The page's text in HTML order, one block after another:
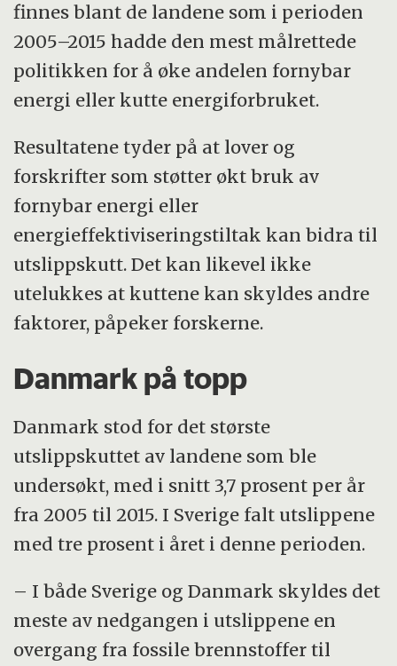
finnes blant de landene som i perioden
2005–2015 hadde den mest målrettede
politikken for å øke andelen fornybar
energi eller kutte energiforbruket.
Resultatene tyder på at lover og
forskrifter som støtter økt bruk av
fornybar energi eller
energieffektiviseringstiltak kan bidra til
utslippskutt. Det kan likevel ikke
utelukkes at kuttene kan skyldes andre
faktorer, påpeker forskerne.
Danmark på topp
Danmark stod for det største
utslippskuttet av landene som ble
undersøkt, med i snitt 3,7 prosent per år
fra 2005 til 2015. I Sverige falt utslippene
med tre prosent i året i denne perioden.
– I både Sverige og Danmark skyldes det
meste av nedgangen i utslippene en
overgang fra fossile brennstoffer til